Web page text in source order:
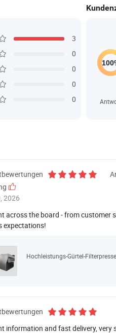
3
0
0
0
0
2026
across the board - from customer
expectations!
information and fast delivery,